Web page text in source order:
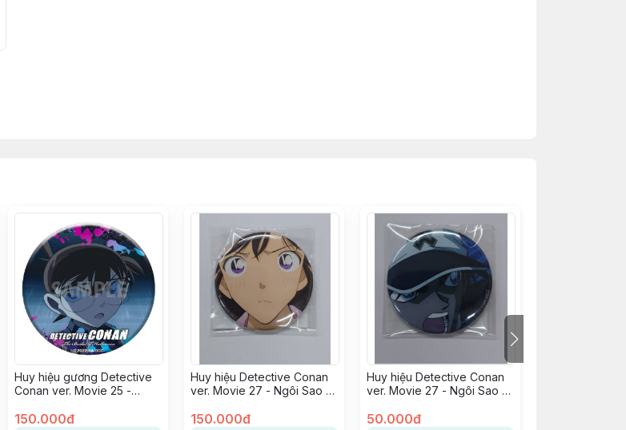
Huy hiệu gương Detective
Conan ver. Movie 25 -
Edogawa Conan
150.000đ
Huy hiệu Detective Conan
ver. Movie 27 - Ngôi Sao 5
150.000đ
Huy hiệu Detective Conan
ver. Movie 27 - Ngôi Sao 5
Heiji
50.000đ